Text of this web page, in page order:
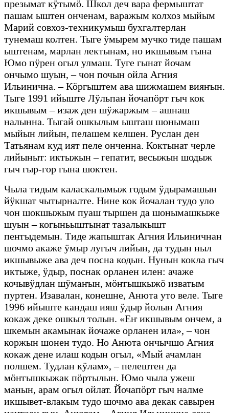
презымат кӱтымӧ. Школ деч вара фермыштат
пашам ыштен онченам, варажым колхоз мыйым
Марий совхоз-техникумыш бухгалтерлан
тунемаш колтен. Тыге ӱмырем мучко тиде пашам
ыштенам, марлан лектынам, но икшывым гына
Юмо пӱрен огыл улмаш. Туге гынат йочам
ончымо шуын, – чон почын ойла Агния
Ильинична. – Кӧргыштем ава шижмашем вияҥын.
Тыге 1991 ийыште Лӱльпан йочапӧрт гыч кок
икшывым – изаж ден шӱжаржым – ашнаш
налынна. Тыгай ошкылым ышташ шонымаш
мыйын лийын, пелашем келшен. Руслан ден
Татьянам куд ият пеле онченна. Коктынат черле
лийыныт: иктыжын – гепатит, весыжын шодыж
гыч гыр-гор гына шоктен.
Чыла тидым каласкалымыж годым ӱдырамашын
йӱкшат чытырналте. Нине кок йочалан тудо уло
чон шокшыжым пуаш тыршен да шонымашкыже
шуын – когыньыштынат тазалыкышт
пеҥгыдемын. Тиде жапыштак Агния Ильиничнан
шочмо акаже ӱмыр лугыч лийын, да тудын ныл
икшывыже ава деч посна кодын. Нунын кокла гыч
иктыже, ӱдыр, поснак орланен илен: ачаже
кочывӱдлан шӱмаҥын, мӧҥгышкыжӧ изватым
пуртен. Изавалан, конешне, Анюта уто веле. Тыге
1996 ийыште кандаш ияш ӱдыр йолын Агния
кокаж деке ошкыл толын. «Еҥ икшывым ончем, а
шкемын акамынак йочаже орланен ила», – чон
коржын шонен тудо. Но Анюта ончычшо Агния
кокаж дене илаш кодын огыл, «Мый ачамлан
полшем. Тудлан кӱлам», – пелештен да
мӧҥгышкыжак пӧртылын. Юмо чыла ужеш
манын, арам огыл ойлат. Йочапӧрт гыч налме
икшывет-влакым тудо шочмо ава декак савырен